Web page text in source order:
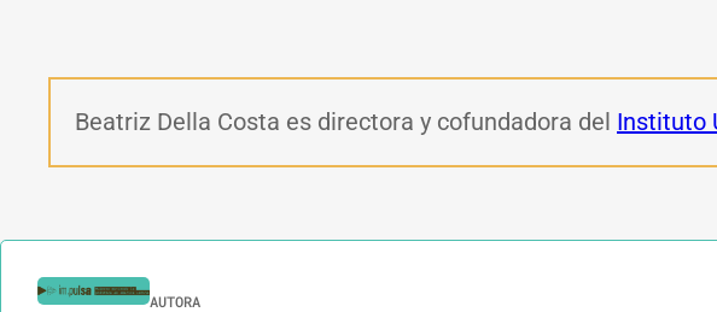
Beatriz Della Costa es directora y cofundadora del Instituto
AUTORA